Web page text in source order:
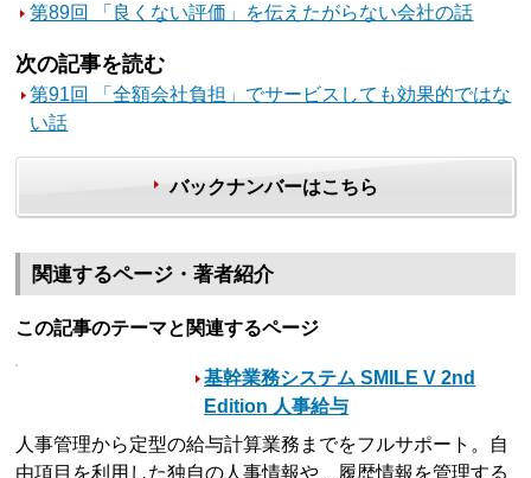
第89回 「良くない評価」を伝えたがらない会社の話
次の記事を読む
第91回 「全額会社負担」でサービスしても効果的ではな
い話
バックナンバーはこちら
関連するページ・著者紹介
この記事のテーマと関連するページ
基幹業務システム SMILE V 2nd
Edition 人事給与
人事管理から定型の給与計算業務までをフルサポート。自
由項目を利用した独自の人事情報や、履歴情報を管理する